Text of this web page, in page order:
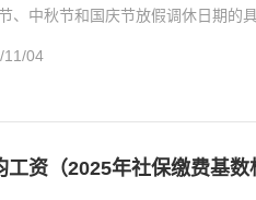
、中秋节和国庆节放假调休日期的
11/04
资（2025年社保缴费基数